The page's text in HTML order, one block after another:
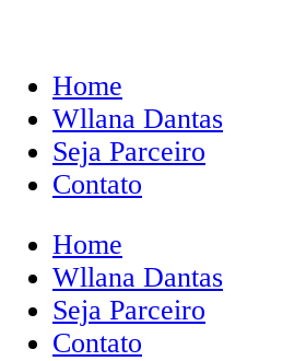
Home
Wllana Dantas
Seja Parceiro
Contato
Home
Wllana Dantas
Seja Parceiro
Contato